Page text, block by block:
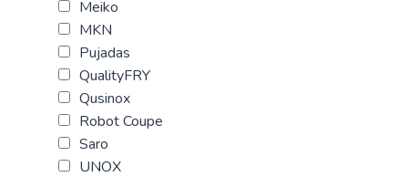
Meiko
MKN
Pujadas
QualityFRY
Qusinox
Robot Coupe
Saro
UNOX